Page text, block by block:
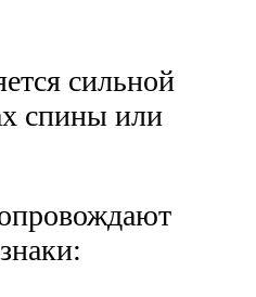
сильной
спины или